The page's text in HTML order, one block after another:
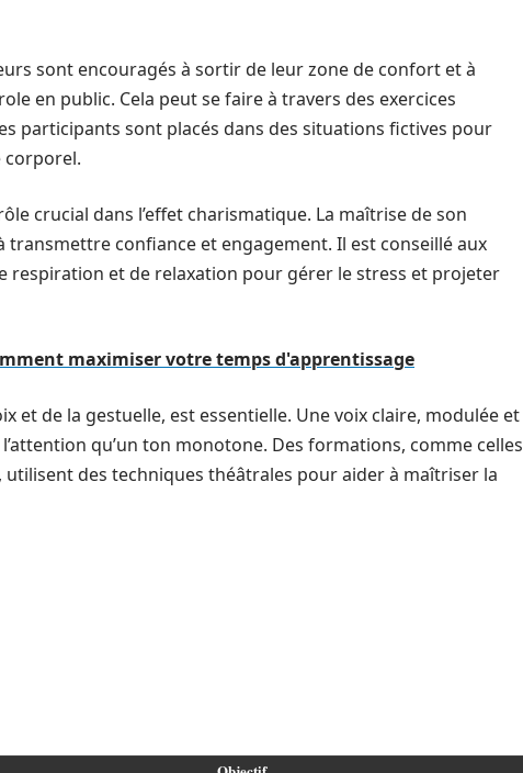
sont encouragés à sortir de leur zone de confort et à
en public. Cela peut se faire à travers des exercices
participants sont placés dans des situations fictives pour
corporel.
crucial dans l’effet charismatique. La maîtrise de son
confiance et engagement. Il est conseillé aux
respiration et de relaxation pour gérer le stress et projeter
maximiser votre temps d'apprentissage
et de la gestuelle, est essentielle. Une voix claire, modulée et
qu’un ton monotone. Des formations, comme celles
utilisent des techniques théâtrales pour aider à maîtriser la